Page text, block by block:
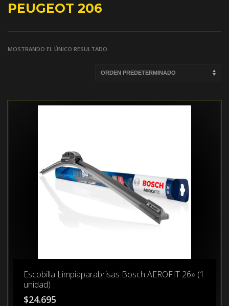
PEUGEOT 206
MOSTRANDO EL ÚNICO RESULTADO
Escobilla Limpiaparabrisas Bosch AEROFIT 26» (1
unidad)
$24.695